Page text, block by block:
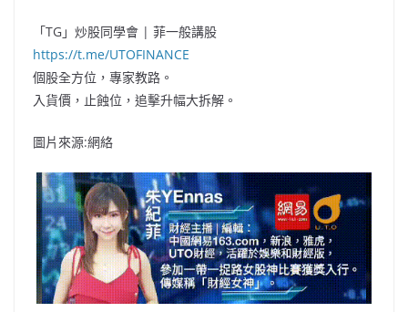
「TG」炒股同學會 | 菲一般講股
https://t.me/UTOFINANCE
個股全方位，專家教路。
入貨價，止蝕位，追擊升幅大拆解。
圖片來源:網絡